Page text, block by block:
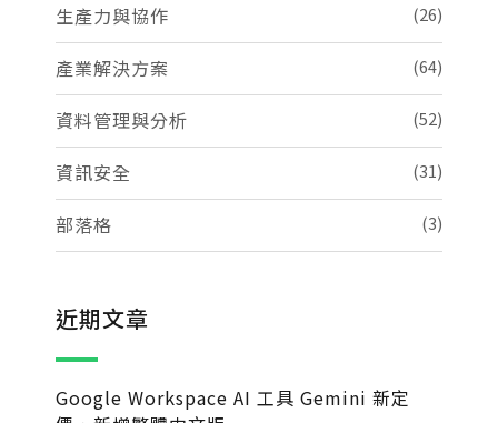
生產力與協作 (26)
產業解決方案 (64)
資料管理與分析 (52)
資訊安全 (31)
部落格 (3)
近期文章
Google Workspace AI 工具 Gemini 新定